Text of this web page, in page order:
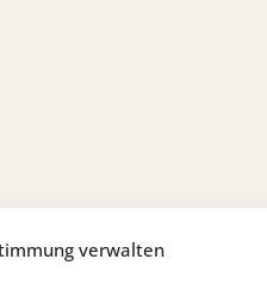
verwalten